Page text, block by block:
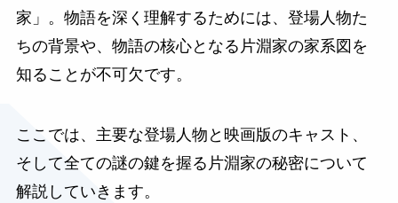
家」。物語を深く理解するためには、登場人物た
ちの背景や、物語の核心となる片淵家の家系図を
知ることが不可欠です。
ここでは、主要な登場人物と映画版のキャスト、
そして全ての謎の鍵を握る片淵家の秘密について
解説していきます。